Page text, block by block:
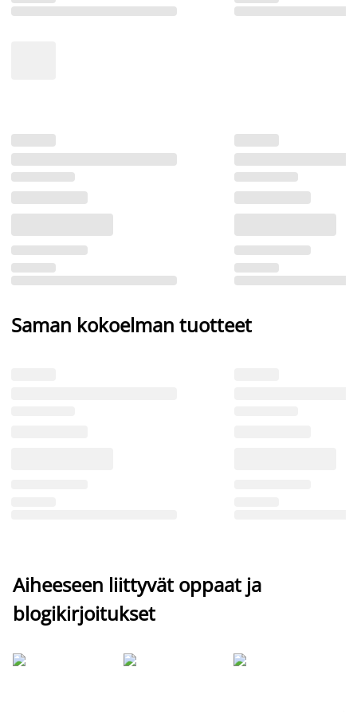
Saman kokoelman tuotteet
Aiheeseen liittyvät oppaat ja
blogikirjoitukset